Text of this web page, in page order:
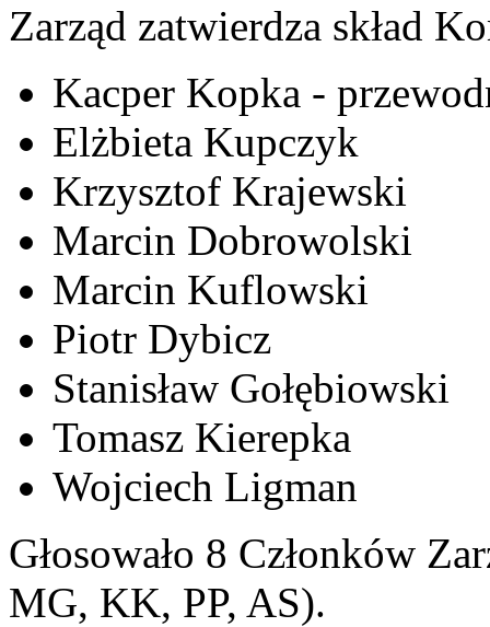
Zarząd zatwierdza skład
Kacper Kopka -
Elżbieta Kupczyk
Krzysztof Krajewski
Marcin Dobrowolski
Marcin Kuflowski
Piotr Dybicz
Stanisław Gołębiowski
Tomasz Kierepka
Wojciech Ligman
Głosowało 8 Członków
MG, KK, PP, AS).